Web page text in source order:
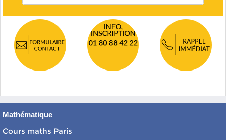
Mathématique
Cours maths Paris